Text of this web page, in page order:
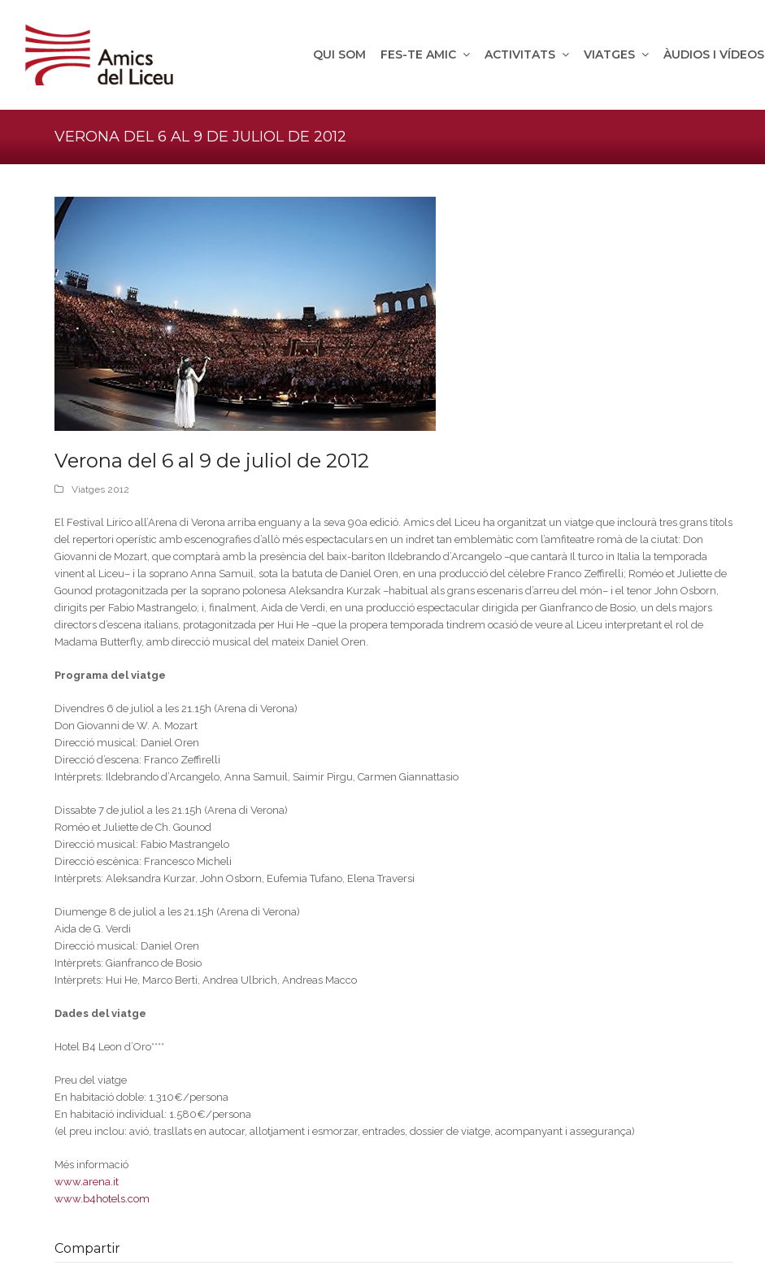
QUI SOM FES-TE AMIC ACTIVITATS VIATGES ÀUDIOS I VÍDEOS
VERONA DEL 6 AL 9 DE JULIOL DE 2012
Verona del 6 al 9 de juliol de 2012
Viatges 2012
El Festival Lirico all’Arena di Verona arriba enguany a la seva 90a edició. Amics del Liceu ha organitzat un viatge que inclourà tres grans títols
del repertori operístic amb escenografies d’allò més espectaculars en un indret tan emblemàtic com l’amfiteatre romà de la ciutat: Don
Giovanni de Mozart, que comptarà amb la presència del baix-baríton Ildebrando d’Arcangelo –que cantarà Il turco in Italia la temporada
vinent al Liceu– i la soprano Anna Samuil, sota la batuta de Daniel Oren, en una producció del cèlebre Franco Zeffirelli; Roméo et Juliette de
Gounod protagonitzada per la soprano polonesa Aleksandra Kurzak –habitual als grans escenaris d’arreu del món– i el tenor John Osborn,
dirigits per Fabio Mastrangelo; i, finalment, Aida de Verdi, en una producció espectacular dirigida per Gianfranco de Bosio, un dels majors
directors d’escena italians, protagonitzada per Hui He –que la propera temporada tindrem ocasió de veure al Liceu interpretant el rol de
Madama Butterfly, amb direcció musical del mateix Daniel Oren.
Programa del viatge
Divendres 6 de juliol a les 21.15h (Arena di Verona)
Don Giovanni de W. A. Mozart
Direcció musical: Daniel Oren
Direcció d’escena: Franco Zeffirelli
Intèrprets: Ildebrando d’Arcangelo, Anna Samuil, Saimir Pirgu, Carmen Giannattasio
Dissabte 7 de juliol a les 21.15h (Arena di Verona)
Roméo et Juliette de Ch. Gounod
Direcció musical: Fabio Mastrangelo
Direcció escènica: Francesco Micheli
Intèrprets: Aleksandra Kurzar, John Osborn, Eufemia Tufano, Elena Traversi
Diumenge 8 de juliol a les 21.15h (Arena di Verona)
Aida de G. Verdi
Direcció musical: Daniel Oren
Intèrprets: Gianfranco de Bosio
Intèrprets: Hui He, Marco Berti, Andrea Ulbrich, Andreas Macco
Dades del viatge
Hotel B4 Leon d’Oro****
Preu del viatge
En habitació doble: 1.310€/persona
En habitació individual: 1.580€/persona
(el preu inclou: avió, trasllats en autocar, allotjament i esmorzar, entrades, dossier de viatge, acompanyant i assegurança)
Més informació
www.arena.it
www.b4hotels.com
Compartir